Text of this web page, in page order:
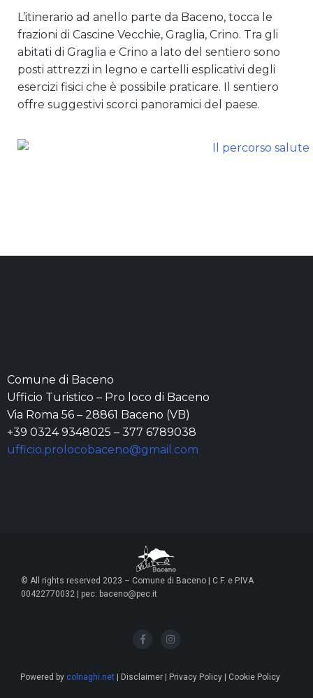
L’itinerario ad anello parte da Baceno, tocca le
frazioni di Cascine Vecchie, Graglia, Crino. Tra gli
abitati di Graglia e Crino a lato del sentiero sono
posti attrezzi in legno e cartelli esplicativi degli
esercizi fisici che è possibile praticare. Il sentiero
offre suggestivi scorci panoramici del paese.
Comune di Baceno
Ufficio Turistico – Pro loco di Baceno
Via Roma 56 – 28861 Baceno (VB)
+39 0324 9348025 – 377 6789038
ufficio.prolocobaceno@gmail.com
© All rights reserved 2023 – Comune di Baceno | C.F. e P.IVA
00422770032 | pec: baceno@pec.it
Powered by colnaghi.net | Disclaimer | Privacy Policy | Cookie Policy